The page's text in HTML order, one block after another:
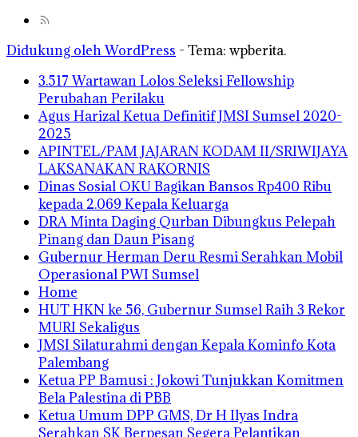
Didukung oleh WordPress - Tema: wpberita.
3.517 Wartawan Lolos Seleksi Fellowship
Perubahan Perilaku
Agus Harizal Ketua Definitif JMSI Sumsel 2020-
2025
APINTEL/PAM JAJARAN KODAM II/SRIWIJAYA
LAKSANAKAN RAKORNIS
Dinas Sosial OKU Bagikan Bansos Rp400 Ribu
kepada 2.069 Kepala Keluarga
DRA Minta Daging Qurban Dibungkus Pelepah
Pinang dan Daun Pisang
Gubernur Herman Deru Resmi Serahkan Mobil
Operasional PWI Sumsel
Home
HUT HKN ke 56, Gubernur Sumsel Raih 3 Rekor
MURI Sekaligus
JMSI Silaturahmi dengan Kepala Kominfo Kota
Palembang
Ketua PP Bamusi : Jokowi Tunjukkan Komitmen
Bela Palestina di PBB
Ketua Umum DPP GMS, Dr H Ilyas Indra
Serahkan SK Berpesan Segera Pelantikan